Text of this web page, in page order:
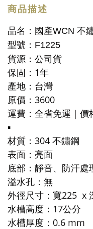
商品描述
品名： 國產WCN 不
型號：F1225
貨源：公司貨
保固：1年
產地：台灣
原價：3600
運費 ： 全省免運｜ 價
▪️
材質：304 不鏽鋼
表面：亮面
底部：靜音、防汗處
溢水孔：無
外徑尺寸：寬225 x
水槽高度： 17公分
水槽厚度：0.6 mm